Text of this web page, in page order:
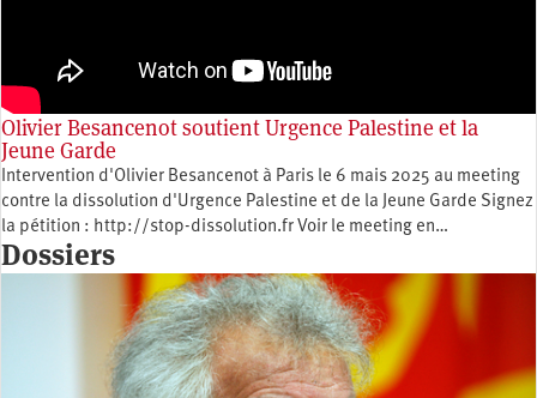
Olivier Besancenot soutient Urgence Palestine et la
Jeune Garde
Intervention d'Olivier Besancenot à Paris le 6 mais 2025 au meeting
contre la dissolution d'Urgence Palestine et de la Jeune Garde Signez
la pétition : http://stop-dissolution.fr Voir le meeting en…
Dossiers